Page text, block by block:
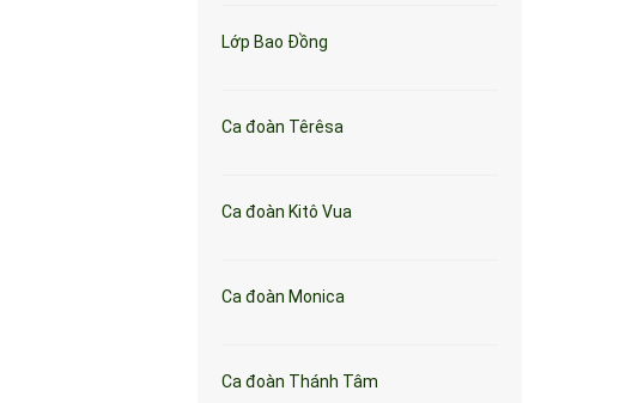
Lớp Bao Đồng
Ca đoàn Têrêsa
Ca đoàn Kitô Vua
Ca đoàn Monica
Ca đoàn Thánh Tâm